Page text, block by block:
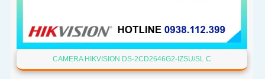
CAMERA HIKVISION DS-2CD2646G2-IZSU/SL C